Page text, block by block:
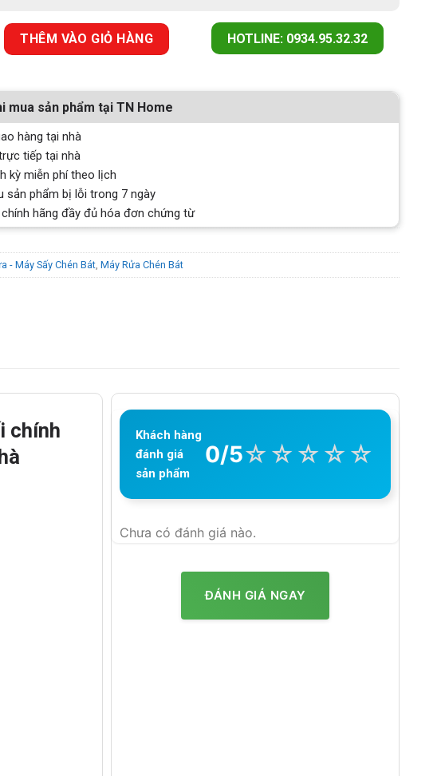
SMS6TCI00E SERIES 6 số lượng
THÊM VÀO GIỎ HÀNG HOTLINE: 0934.95.32.32
mua sản phẩm tại TN Home
hàng tại nhà
tiếp tại nhà
kỳ miễn phí theo lịch
sản phẩm bị lỗi trong 7 ngày
hãng đầy đủ hóa đơn chứng từ
- Máy Sấy Chén Bát, Máy Rửa Chén Bát
chính
Khách hàng
đánh giá
sản phẩm
0/5☆ ☆ ☆ ☆ ☆
Chưa có đánh giá nào.
ĐÁNH GIÁ NGAY